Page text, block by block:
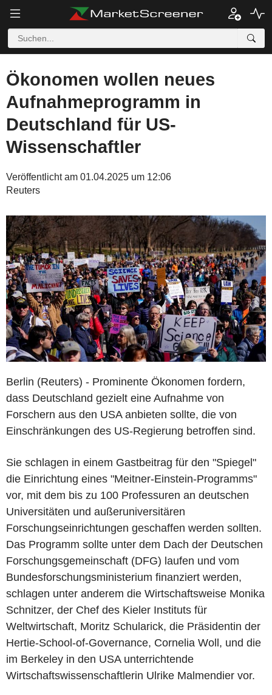
Ökonomen wollen neues
Aufnahmeprogramm in
Deutschland für US-
Wissenschaftler
Veröffentlicht am 01.04.2025 um 12:06
Reuters
Berlin (Reuters) - Prominente Ökonomen fordern,
dass Deutschland gezielt eine Aufnahme von
Forschern aus den USA anbieten sollte, die von
Einschränkungen des US-Regierung betroffen sind.
Sie schlagen in einem Gastbeitrag für den "Spiegel"
die Einrichtung eines "Meitner-Einstein-Programms"
vor, mit dem bis zu 100 Professuren an deutschen
Universitäten und außeruniversitären
Forschungseinrichtungen geschaffen werden sollten.
Das Programm sollte unter dem Dach der Deutschen
Forschungsgemeinschaft (DFG) laufen und vom
Bundesforschungsministerium finanziert werden,
schlagen unter anderem die Wirtschaftsweise Monika
Schnitzer, der Chef des Kieler Instituts für
Weltwirtschaft, Moritz Schularick, die Präsidentin der
Hertie-School-of-Governance, Cornelia Woll, und die
im Berkeley in den USA unterrichtende
Wirtschaftswissenschaftlerin Ulrike Malmendier vor.